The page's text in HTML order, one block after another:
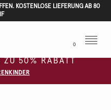
KOSTENLOSE LIEFERUNG AB 80
0
Menu
ZU 50% RABATT
KINDER